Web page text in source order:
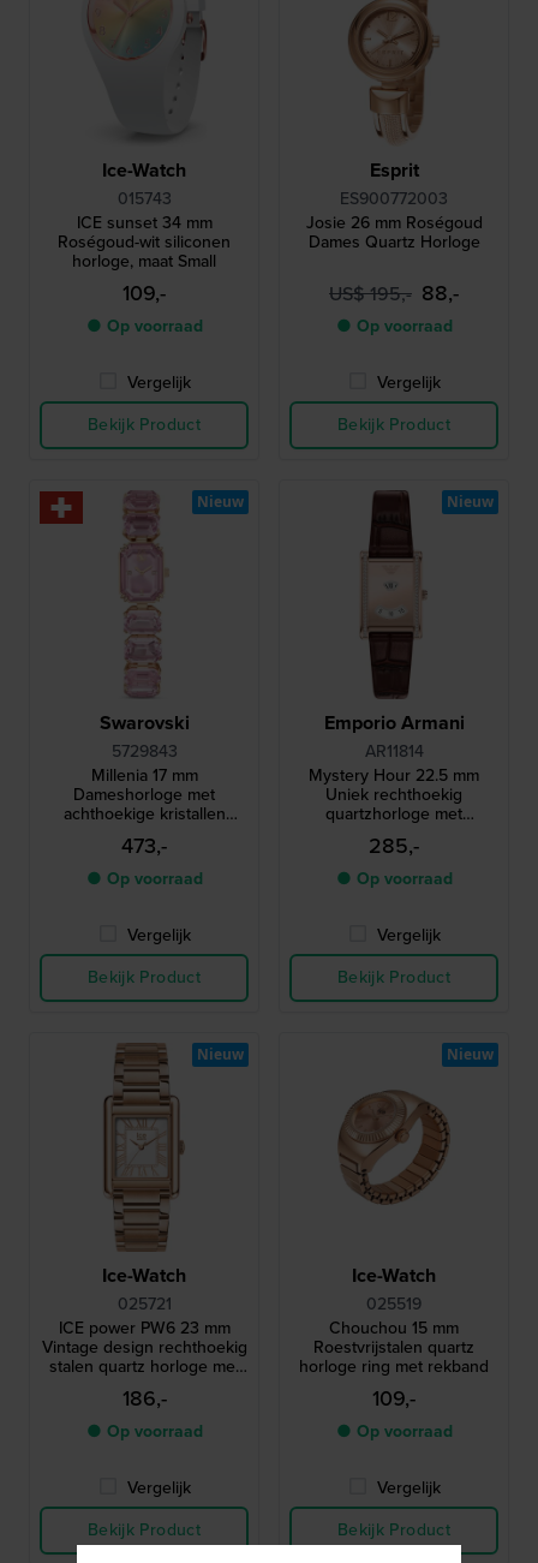
Ice-Watch
015743
ICE sunset 34 mm
Roségoud-wit siliconen
horloge, maat Small
109,-
● Op voorraad
Vergelijk
Bekijk Product
Esprit
ES900772003
Josie 26 mm Roségoud
Dames Quartz Horloge
US$ 195,- 88,-
● Op voorraad
Vergelijk
Bekijk Product
Swarovski
5729843
Millenia 17 mm
Dameshorloge met
achthoekige kristallen
armband
473,-
● Op voorraad
Vergelijk
Bekijk Product
Nieuw
Emporio Armani
AR11814
Mystery Hour 22.5 mm
Uniek rechthoekig
quartzhorloge met
springend uur en kristallen
285,-
● Op voorraad
Vergelijk
Bekijk Product
Nieuw
Ice-Watch
025721
ICE power PW6 23 mm
Vintage design rechthoekig
stalen quartz horloge met
Romeinse indexen
186,-
● Op voorraad
Vergelijk
Bekijk Product
Nieuw
Ice-Watch
025519
Chouchou 15 mm
Roestvrijstalen quartz
horloge ring met rekband
109,-
● Op voorraad
Vergelijk
Bekijk Product
Nieuw